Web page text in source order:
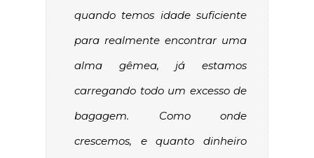
quando temos idade suficiente
para realmente encontrar uma
alma gêmea, já estamos
carregando todo um excesso de
bagagem. Como onde
crescemos, e quanto dinheiro